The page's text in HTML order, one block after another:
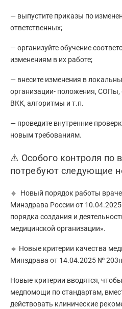
— выпустите приказы по
ответственных;
— организуйте обучение
изменениям в их работе;
— внесите изменения в
организации- положения, СОПы,
ВКК, алгоритмы и т.п.
— проведите внутренние
новым требованиям.
⚠️ Особого контроля по
потребуют следующие
🔹 Новый порядок работы
Минздрава России от
порядка создания и
медицинской организации».
🔹 Новые критерии качества
Минздрава от 14.04.2025 №
Новые критерии вводятся,
медпомощи по стандартам,
действовать клинические